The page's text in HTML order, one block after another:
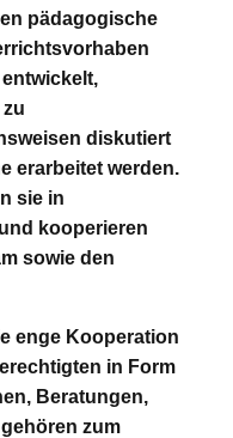
pädagogische
diskutiert
erarbeitet werden.
sie in
kooperieren
sowie den
enge Kooperation
in Form
Beratungen,
zum